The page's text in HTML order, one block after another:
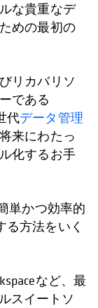
な貴重なデ
めの最初の
リカバリソ
である
代データ管理
来にわたっ
化するお手
単かつ効率的
る方法をいく
など、最
スイートソ